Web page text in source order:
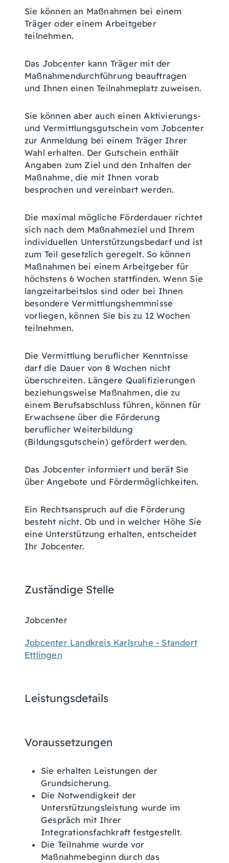
Sie können an Maßnahmen bei einem
Träger oder einem Arbeitgeber
teilnehmen.
Das Jobcenter kann Träger mit der
Maßnahmendurchführung beauftragen
und Ihnen einen Teilnahmeplatz zuweisen.
Sie können aber auch einen Aktivierungs-
und Vermittlungsgutschein vom Jobcenter
zur Anmeldung bei einem Träger Ihrer
Wahl erhalten. Der Gutschein enthält
Angaben zum Ziel und den Inhalten der
Maßnahme, die mit Ihnen vorab
besprochen und vereinbart werden.
Die maximal mögliche Förderdauer richtet
sich nach dem Maßnahmeziel und Ihrem
individuellen Unterstützungsbedarf und ist
zum Teil gesetzlich geregelt. So können
Maßnahmen bei einem Arbeitgeber für
höchstens 6 Wochen stattfinden. Wenn Sie
langzeitarbeitslos sind oder bei Ihnen
besondere Vermittlungshemmnisse
vorliegen, können Sie bis zu 12 Wochen
teilnehmen.
Die Vermittlung beruflicher Kenntnisse
darf die Dauer von 8 Wochen nicht
überschreiten. Längere Qualifizierungen
beziehungsweise Maßnahmen, die zu
einem Berufsabschluss führen, können für
Erwachsene über die Förderung
beruflicher Weiterbildung
(Bildungsgutschein) gefördert werden.
Das Jobcenter informiert und berät Sie
über Angebote und Fördermöglichkeiten.
Ein Rechtsanspruch auf die Förderung
besteht nicht. Ob und in welcher Höhe Sie
eine Unterstützung erhalten, entscheidet
Ihr Jobcenter.
Zuständige Stelle
Jobcenter
Jobcenter Landkreis Karlsruhe - Standort
Ettlingen
Leistungsdetails
Voraussetzungen
Sie erhalten Leistungen der
Grundsicherung.
Die Notwendigkeit der
Unterstützungsleistung wurde im
Gespräch mit Ihrer
Integrationsfachkraft festgestellt.
Die Teilnahme wurde vor
Maßnahmebeginn durch das